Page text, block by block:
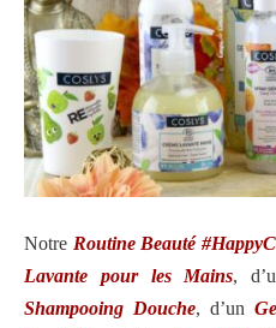
Notre Routine Beauté
Lavante pour les Mains,
Shampooing Douche, d’un